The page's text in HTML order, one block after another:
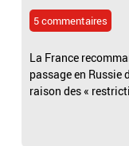
5 commentaires
La France
passage en Russie
raison des «